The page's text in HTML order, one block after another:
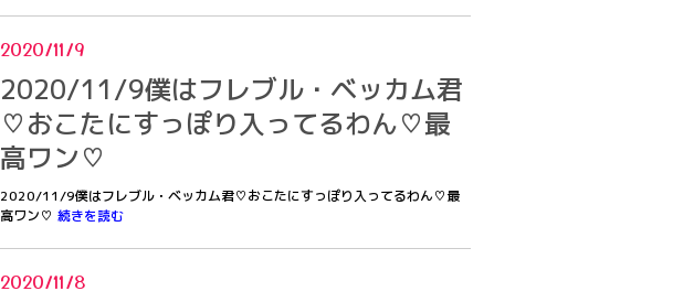
2020/11/9
2020/11/9僕はフレブル・ベッカム君
♡おこたにすっぽり入ってるわん♡最
高ワン♡
2020/11/9僕はフレブル・ベッカム君♡おこたにすっぽり入ってるわん♡最
高ワン♡ 続きを読む
2020/11/8